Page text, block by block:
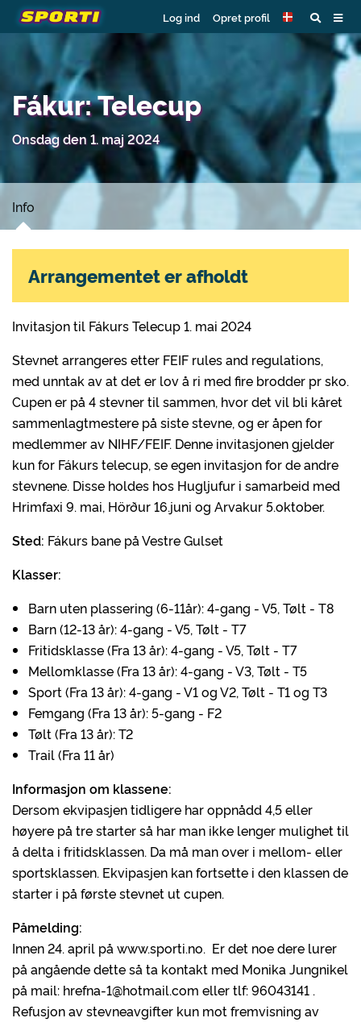
Log ind Opret profil
Fákur: Telecup
Onsdag den 1. maj 2024
Info
Invitasjon til Fákurs Telecup 1. mai 2024
Stevnet arrangeres etter FEIF rules and regulations,
med unntak av at det er lov å ri med fire brodder pr sko.
Cupen er på 4 stevner til sammen, hvor det vil bli kåret
sammenlagtmestere på siste stevne, og er åpen for
medlemmer av NIHF/FEIF. Denne invitasjonen gjelder
kun for Fákurs telecup, se egen invitasjon for de andre
stevnene. Disse holdes hos Hugljufur i samarbeid med
Hrimfaxi 9. mai, Hörður 16.juni og Arvakur 5.oktober.
Sted: Fákurs bane på Vestre Gulset
Klasser:
Barn uten plassering (6-11år): 4-gang - V5, Tølt - T8
Barn (12-13 år): 4-gang - V5, Tølt - T7
Fritidsklasse (Fra 13 år): 4-gang - V5, Tølt - T7
Mellomklasse (Fra 13 år): 4-gang - V3, Tølt - T5
Sport (Fra 13 år): 4-gang - V1 og V2, Tølt - T1 og T3
Femgang (Fra 13 år): 5-gang - F2
Tølt (Fra 13 år): T2
Trail (Fra 11 år)
Informasjon om klassene:
Dersom ekvipasjen tidligere har oppnådd 4,5 eller
høyere på tre starter så har man ikke lenger mulighet til
å delta i fritidsklassen. Da må man over i mellom- eller
sportsklassen. Ekvipasjen kan fortsette i den klassen de
starter i på første stevnet ut cupen.
Påmelding:
Innen 24. april på www.sporti.no. Er det noe dere lurer
på angående dette så ta kontakt med Monika Jungnikel
på mail: hrefna-1@hotmail.com eller tlf: 96043141 .
Refusjon av stevneavgifter kun mot fremvisning av
Arrangementet er afholdt